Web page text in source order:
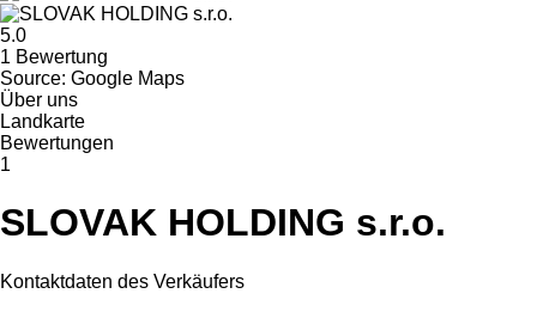
5.0
1 Bewertung
Source: Google Maps
Über uns
Landkarte
Bewertungen
1
SLOVAK HOLDING s.r.o.
Kontaktdaten des Verkäufers